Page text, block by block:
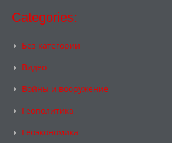
Categories:
Без категории
Видео
Войны и вооружение
Геополитика
Геоэкономика